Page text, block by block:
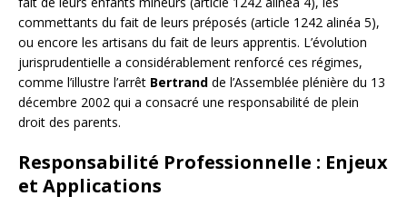
commettants du fait de leurs préposés (article 1242 alinéa 5),
ou encore les artisans du fait de leurs apprentis. L’évolution
jurisprudentielle a considérablement renforcé ces régimes,
comme l’illustre l’arrêt Bertrand de l’Assemblée plénière du 13
décembre 2002 qui a consacré une responsabilité de plein
droit des parents.
Responsabilité Professionnelle : Enjeux
et Applications